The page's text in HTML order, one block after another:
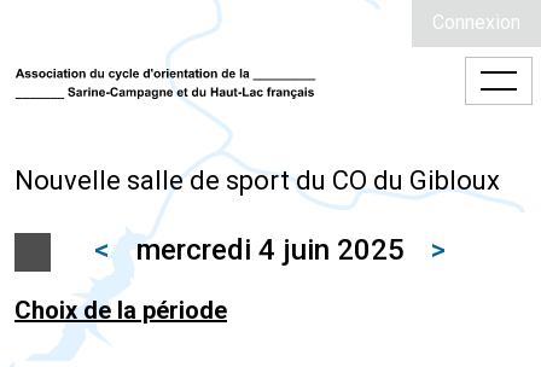
Connexion
Nouvelle salle de sport du CO du Gibloux
< mercredi 4 juin 2025 >
Choix de la période